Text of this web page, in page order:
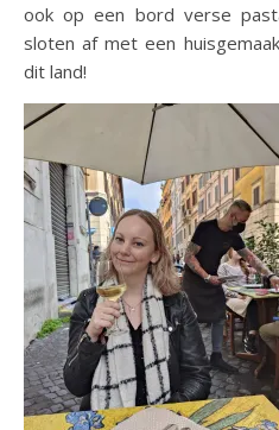
ook op een bord verse
sloten af met een
dit land!